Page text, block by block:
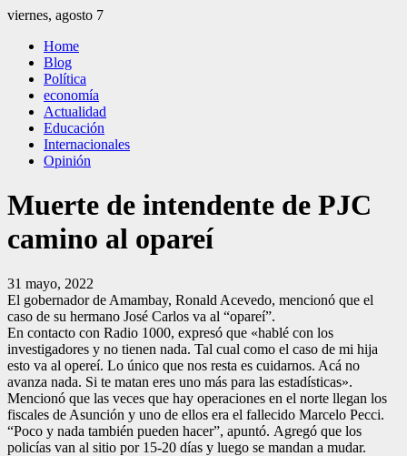
Saltar
contenido
viernes, agosto 7
El Independiente
El independiente Libre y Transparente
Home
Blog
Política
economía
Actualidad
Educación
Internacionales
Opinión
Muerte de intendente de PJC
camino al opareí
31 mayo, 2022
El gobernador de Amambay, Ronald Acevedo, mencionó que el
caso de su hermano José Carlos va al “opareí”.
En contacto con Radio 1000, expresó que «hablé con los
investigadores y no tienen nada. Tal cual como el caso de mi hija
esto va al opereí. Lo único que nos resta es cuidarnos. Acá no
avanza nada. Si te matan eres uno más para las estadísticas».
Mencionó que las veces que hay operaciones en el norte llegan los
fiscales de Asunción y uno de ellos era el fallecido Marcelo Pecci.
“Poco y nada también pueden hacer”, apuntó. Agregó que los
policías van al sitio por 15-20 días y luego se mandan a mudar.